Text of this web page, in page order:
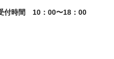
付時間 10：00〜18：00